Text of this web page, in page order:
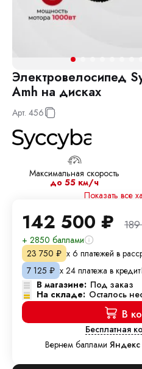
Электровелосипед
Amh на дисках
Арт. 456
Максимальная скорость
до 55 км/ч
Показать все
142 500 ₽
+ 2850 баллами
23 750 ₽ х 6 платежей в
7 125 ₽ х 24 платежа в кредит
В магазине: Под заказ
На складе: Осталось
В
Бесплатная
Вернем баллами